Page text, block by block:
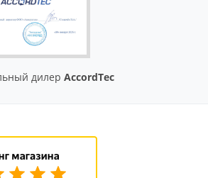
дилер AccordTec